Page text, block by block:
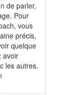
de parler,
Pour
vous
précis,
quelque
avoir
les autres.